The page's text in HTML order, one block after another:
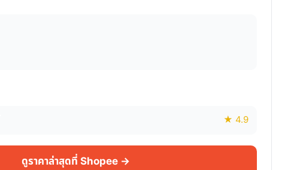
★ 4.9
ดูราคาล่าสุดที่ Shopee →